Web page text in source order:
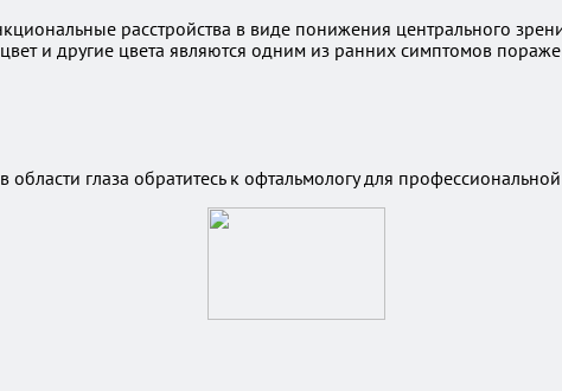
расстройства в виде понижения центрального
и другие цвета являются одним из ранних симптомов
глаза обратитесь к офтальмологу для